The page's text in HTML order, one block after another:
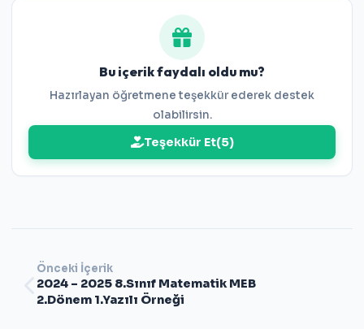
Bu içerik faydalı oldu mu?
Hazırlayan öğretmene teşekkür ederek destek
olabilirsin.
Teşekkür Et(5)
Önceki İçerik
2024 – 2025 8.Sınıf Matematik MEB
2.Dönem 1.Yazılı Örneği